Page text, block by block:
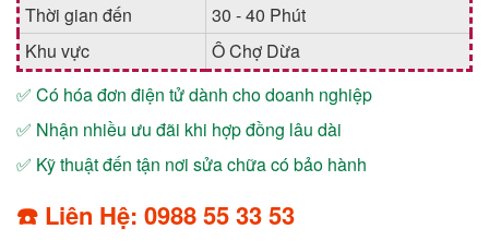
Thời gian đến
30 - 40 Phút
Khu vực
Ô Chợ Dừa
✅ Có hóa đơn điện tử dành cho doanh nghiệp
✅ Nhận nhiều ưu đãi khi hợp đồng lâu dài
✅ Kỹ thuật đến tận nơi sửa chữa có bảo hành
☎️ Liên Hệ: 0988 55 33 53